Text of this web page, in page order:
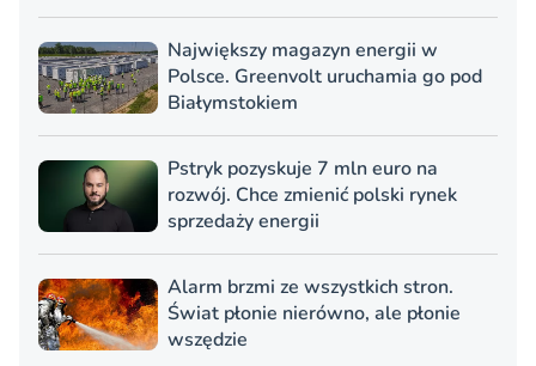
Największy magazyn energii w
Polsce. Greenvolt uruchamia go pod
Białymstokiem
Pstryk pozyskuje 7 mln euro na
rozwój. Chce zmienić polski rynek
sprzedaży energii
Alarm brzmi ze wszystkich stron.
Świat płonie nierówno, ale płonie
wszędzie